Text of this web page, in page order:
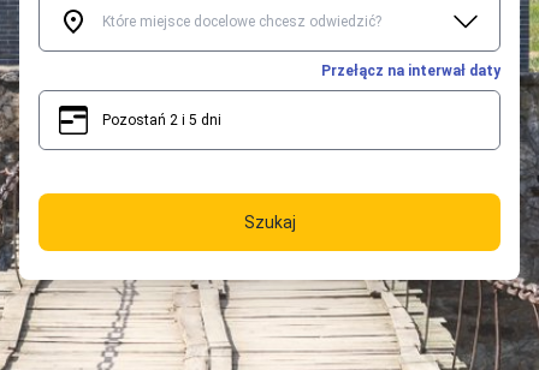
Przełącz na interwał daty
Pozostań 2 i 5 dni
Szukaj